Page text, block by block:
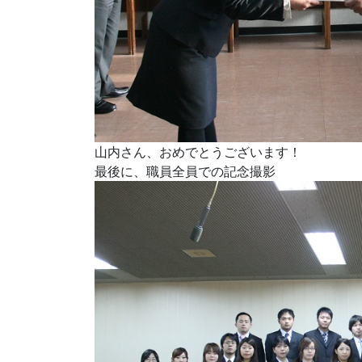
山内さん、おめでとうございます！
最後に、職員全員での記念撮影